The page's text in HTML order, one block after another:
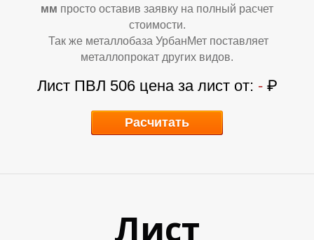
В
мм просто оставив заявку на полный расчет
стоимости.
Так же металлобаза УрбанМет поставляет
металлопрокат других видов.
Лист ПВЛ 506 цена за лист от: - ₽
Расчитать
Лист
В